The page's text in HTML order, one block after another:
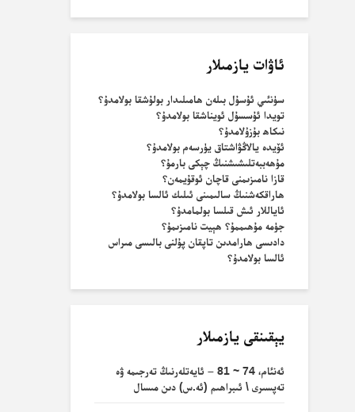
ئاۋات يازمىلار
سۈنئىي ئۇسۇل بىلەن ھامىلىدار بولۇشقا بولامدۇ؟
تويدا ئۇسسۇل ئويناشقا بولامدۇ؟
نىكاھ بۇزۇلامدۇ؟
ئۆيدە يالاڭۋاشتاق يۈرسەم بولامدۇ؟
مۇھەببەتلىشىشنىڭ چېكى بارمۇ؟
قازا نامىزىمنى قاچان ئوقۇيمەن؟
ھاراقكەشنىڭ سالىمىنى ئىلىك ئالسا بولامدۇ؟
ئاياللار ئىش قىلسا بولمامدۇ؟
جۈمە مۇھىممۇ؟ ھېيت نامىزىمۇ؟
دادىسى ھارامدىن تاپقان پۇلنى بالىسى مىراس
ئالسا بولامدۇ؟
يېقىنقى يازمىلار
ئەنئام، 74 ~ 81 – ئايەتلەرنىڭ تەرجىمە ۋە
تەپسىرى \ ئىبراھىم (ئە.س) دىن مىسال